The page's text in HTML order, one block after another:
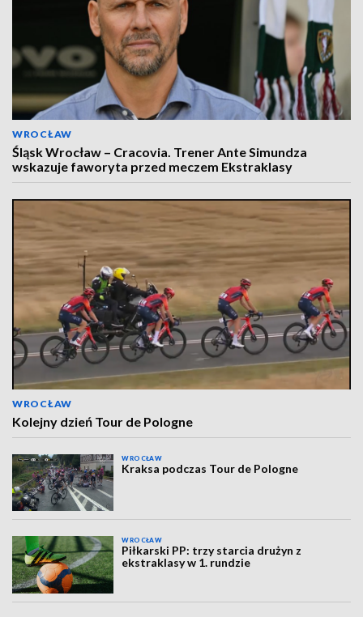
WROCŁAW
Śląsk Wrocław – Cracovia. Trener Ante Simundza
wskazuje faworyta przed meczem Ekstraklasy
WROCŁAW
Kolejny dzień Tour de Pologne
WROCŁAW
Kraksa podczas Tour de Pologne
WROCŁAW
Piłkarski PP: trzy starcia drużyn z
ekstraklasy w 1. rundzie